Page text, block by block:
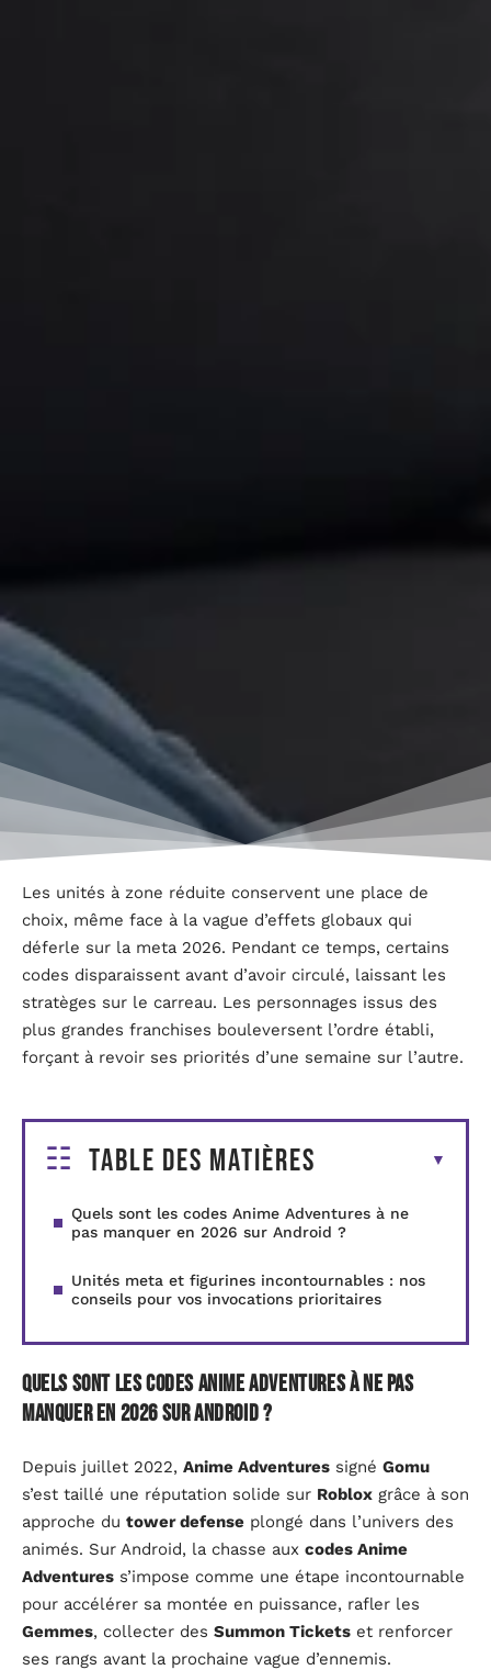
Les unités à zone réduite conservent une place de
choix, même face à la vague d’effets globaux qui
déferle sur la meta 2026. Pendant ce temps, certains
codes disparaissent avant d’avoir circulé, laissant les
stratèges sur le carreau. Les personnages issus des
plus grandes franchises bouleversent l’ordre établi,
forçant à revoir ses priorités d’une semaine sur l’autre.
Table des matières
Quels sont les codes Anime Adventures à ne
pas manquer en 2026 sur Android ?
Unités meta et figurines incontournables : nos
conseils pour vos invocations prioritaires
Quels sont les codes Anime Adventures à ne pas
manquer en 2026 sur Android ?
Depuis juillet 2022, Anime Adventures signé Gomu
s’est taillé une réputation solide sur Roblox grâce à son
approche du tower defense plongé dans l’univers des
animés. Sur Android, la chasse aux codes Anime
Adventures s’impose comme une étape incontournable
pour accélérer sa montée en puissance, rafler les
Gemmes, collecter des Summon Tickets et renforcer
ses rangs avant la prochaine vague d’ennemis.